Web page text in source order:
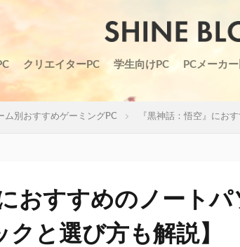
クリエイターPC 学生向けPC PCメーカ
ム別おすすめゲーミングPC 『黒神話：悟空』にお
おすすめのノートパ
と選び方も解説】